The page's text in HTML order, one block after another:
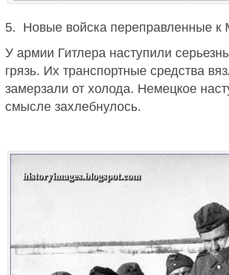
5. Новые войска переправленные к
У армии Гитлера наступили
грязь. Их транспортные средства
замерзали от холода. Немецкое
смысле захлебнулось.